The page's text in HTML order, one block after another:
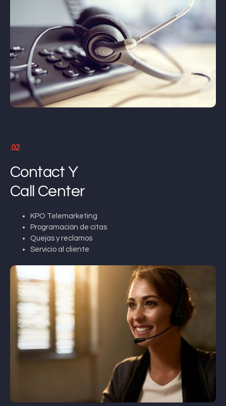
.02
Contact Y
Call Center
KPO Telemarketing
Programación de citas
Quejas y reclamos
Servicio al cliente